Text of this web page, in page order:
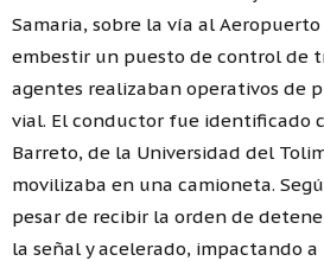
Samaria, sobre la vía al
embestir un puesto de control de
agentes realizaban operativos de
vial. El conductor fue identificado
Barreto, de la Universidad del
movilizaba en una camioneta.
pesar de recibir la orden de
la señal y acelerado, impactando